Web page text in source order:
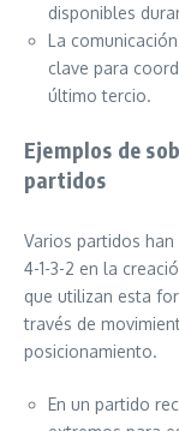
disponibles
La
clave para
último tercio.
Ejemplos de
partidos
Varios partidos
4-1-3-2 en la
que utilizan esta
través de
posicionamiento.
En un partido